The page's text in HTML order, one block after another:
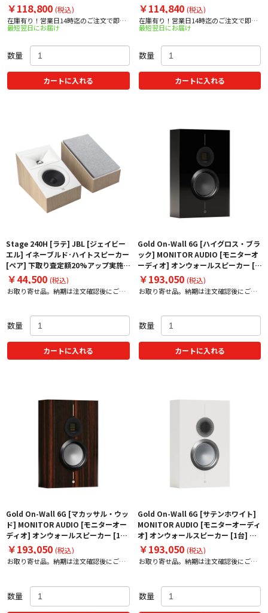
￥118,800 (税込)
在庫有り！営業日14時迄のご注文で即日
出荷！
最短翌日にお届け
数量
カートに入れる
￥114,840 (税込)
在庫有り！営業日14時迄のご注文で即日
出荷！
最短翌日にお届け
数量
カートに入れる
Stage 240H [ラテ] JBL [ジェイビー
エル] イネーブルド･ハイトスピーカー
[ペア] 下取り査定額20%アップ実施
中！
￥44,500 (税込)
お取り寄せ品。納期は注文確認後にご案
数量
カートに入れる
Gold On-Wall 6G [ハイグロス・ブラ
ック] MONITOR AUDIO [モニターオ
ーディオ] オンウォールスピーカー [1
台] 下取り査定額20%アップ実施中！
￥193,050 (税込)
お取り寄せ品。納期は注文確認後にご案
数量
カートに入れる
Gold On-Wall 6G [マカッサル・ウッ
ド] MONITOR AUDIO [モニターオー
ディオ] オンウォールスピーカー [1台]
下取り査定額20%アップ実施中！
￥193,050 (税込)
お取り寄せ品。納期は注文確認後にご案
数量
Gold On-Wall 6G [サテンホワイト]
MONITOR AUDIO [モニターオーディ
オ] オンウォールスピーカー [1台] 下
取り査定額20%アップ実施中！
￥193,050 (税込)
お取り寄せ品。納期は注文確認後にご案
数量